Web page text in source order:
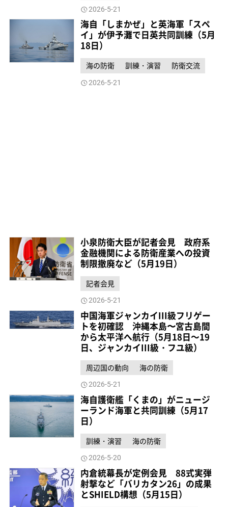
2026-5-21
海自「しまかぜ」と英海軍「スペ
イ」が伊予灘で日英共同訓練（5月
18日）
海の防衛 訓練・演習 防衛交流
2026-5-21
小泉防衛大臣が記者会見 政府系
金融機関による防衛産業への投資
制限撤廃など（5月19日）
記者会見
2026-5-21
中国海軍ジャンカイIII級フリゲー
トを初確認 沖縄本島〜宮古島間
から太平洋へ航行（5月18日～19
日、ジャンカイIII級・フユ級）
周辺国の動向 海の防衛
2026-5-21
海自護衛艦「くまの」がニュージ
ーランド海軍と共同訓練（5月17
日）
訓練・演習 海の防衛
2026-5-20
内倉統幕長が定例会見 88式実弾
射撃など「バリカタン26」の成果
とSHIELD構想（5月15日）